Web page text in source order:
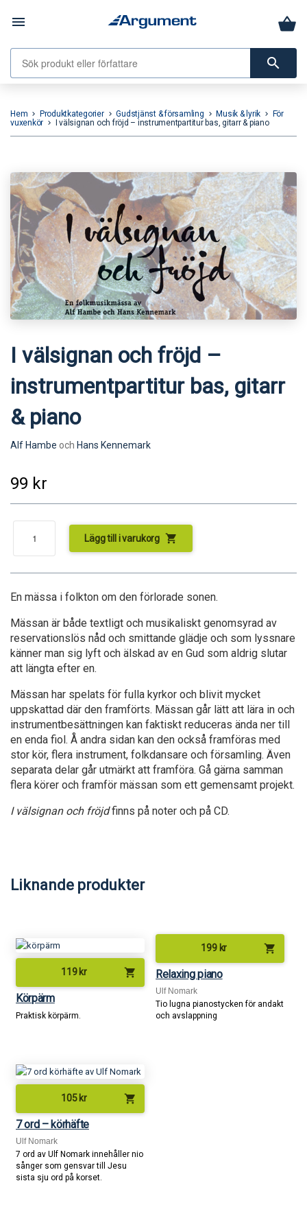
menu
search
Hem keyboard_arrow_right Produktkategorier keyboard_arrow_right Gudstjänst & församling keyboard_arrow_right Musik & lyrik keyboard_arrow_right
För
vuxenkör keyboard_arrow_right I välsignan och fröjd – instrumentpartitur bas, gitarr & piano
I välsignan och fröjd –
instrumentpartitur bas, gitarr
& piano
Alf Hambe och Hans Kennemark
99 kr
Lägg till i varukorg shopping_cart
En mässa i folkton om den förlorade sonen.
Mässan är både textligt och musikaliskt genomsyrad av
reservationslös nåd och smittande glädje och som lyssnare
känner man sig lyft och älskad av en Gud som aldrig slutar
att längta efter en.
Mässan har spelats för fulla kyrkor och blivit mycket
uppskattad där den framförts. Mässan går lätt att lära in och
instrumentbesättningen kan faktiskt reduceras ända ner till
en enda fiol. Å andra sidan kan den också framföras med
stor kör, flera instrument, folkdansare och församling. Även
separata delar går utmärkt att framföra. Gå gärna samman
flera körer och framför mässan som ett gemensamt projekt.
I välsignan och fröjdfinns på noter och på CD.
Liknande produkter
119 kr shopping_cart
Körpärm
Praktisk körpärm.
199 kr shopping_cart
Relaxing piano
Ulf Nomark
Tio lugna pianostycken för andakt
och avslappning
105 kr shopping_cart
7 ord – körhäfte
Ulf Nomark
7 ord av Ulf Nomark innehåller nio
sånger som gensvar till Jesu
sista sju ord på korset.